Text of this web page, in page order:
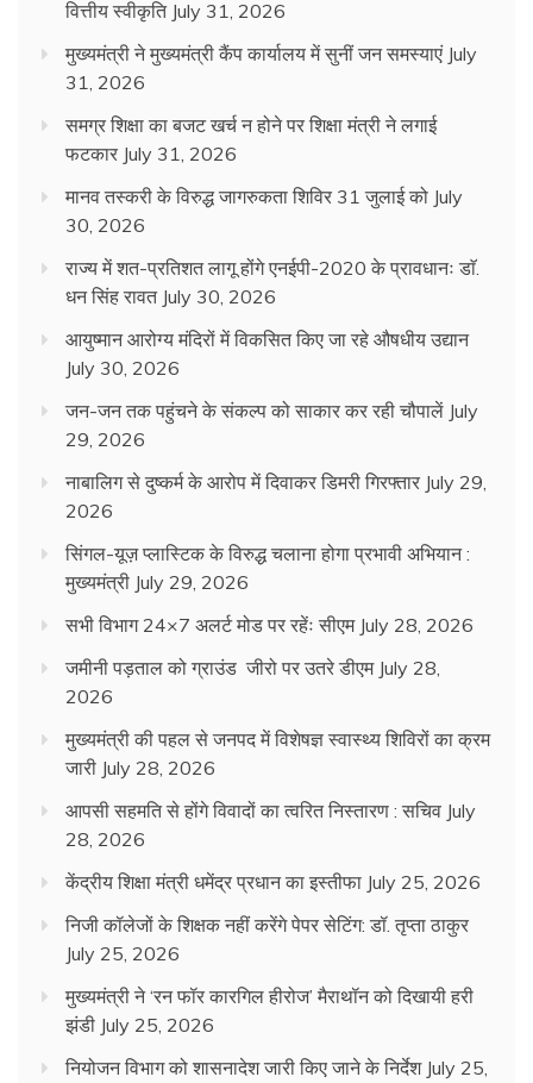
वित्तीय स्वीकृति July 31, 2026
मुख्यमंत्री ने मुख्यमंत्री कैंप कार्यालय में सुनीं जन समस्याएं July
31, 2026
समग्र शिक्षा का बजट खर्च न होने पर शिक्षा मंत्री ने लगाई
फटकार July 31, 2026
मानव तस्करी के विरुद्ध जागरुकता शिविर 31 जुलाई को July
30, 2026
राज्य में शत-प्रतिशत लागू होंगे एनईपी-2020 के प्रावधानः डाॅ.
धन सिंह रावत July 30, 2026
आयुष्मान आरोग्य मंदिरों में विकसित किए जा रहे औषधीय उद्यान
July 30, 2026
जन-जन तक पहुंचने के संकल्प को साकार कर रही चौपालें July
29, 2026
नाबालिग से दुष्कर्म के आरोप में दिवाकर डिमरी गिरफ्तार July 29,
2026
सिंगल-यूज़ प्लास्टिक के विरुद्ध चलाना होगा प्रभावी अभियान :
मुख्यमंत्री July 29, 2026
सभी विभाग 24×7 अलर्ट मोड पर रहेंः सीएम July 28, 2026
जमीनी पड़ताल को ग्राउंड जीरो पर उतरे डीएम July 28,
2026
मुख्यमंत्री की पहल से जनपद में विशेषज्ञ स्वास्थ्य शिविरों का क्रम
जारी July 28, 2026
आपसी सहमति से होंगे विवादों का त्वरित निस्तारण : सचिव July
28, 2026
केंद्रीय शिक्षा मंत्री धमेंद्र प्रधान का इस्तीफा July 25, 2026
निजी कॉलेजों के शिक्षक नहीं करेंगे पेपर सेटिंग: डॉ. तृप्ता ठाकुर
July 25, 2026
मुख्यमंत्री ने ‘रन फॉर कारगिल हीरोज’ मैराथॉन को दिखायी हरी
झंडी July 25, 2026
नियोजन विभाग को शासनादेश जारी किए जाने के निर्देश July 25,